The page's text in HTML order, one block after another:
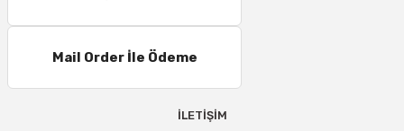
11 – 15 Desi/Kg= 245,50 TL- 347,40 TL
16 – 20 Desi/Kg= 307,50 TL- 371,80 TL
21 – 25 Desi/Kg= 357,90 TL-- 397,40 TL
Mail Order İle Ödeme
İLETİŞİM